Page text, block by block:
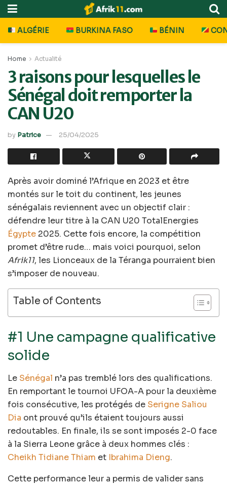
ALGÉRIE BURKINA FASO BÉNIN
Home Actualité
3 raisons pour lesquelles le
Sénégal doit remporter la
CAN U20
by Patrice 25/04/2025
Après avoir dominé l’Afrique en 2023 et être
montés sur le toit du continent, les jeunes
sénégalais reviennent avec un objectif clair :
défendre leur titre à la CAN U20 TotalEnergies
Égypte 2025. Cette fois encore, la compétition
promet d’être rude… mais voici pourquoi, selon
Afrik11, les Lionceaux de la Téranga pourraient bien
s’imposer de nouveau.
Table of Contents
#1 Une campagne qualificative
solide
Le Sénégal n’a pas tremblé lors des qualifications.
En remportant le tournoi UFOA-A pour la deuxième
fois consécutive, les protégés de Serigne Saliou
Dia ont prouvé qu’ils étaient toujours aussi
redoutables. En finale, ils se sont imposés 2-0 face
à la Sierra Leone grâce à deux hommes clés :
Cheikh Tidiane Thiam et Ibrahima Dieng.
Cette performance leur a permis de valider sans